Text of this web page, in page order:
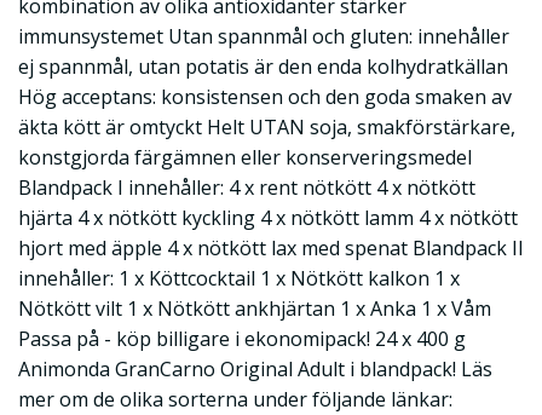
kombination av olika antioxidanter stärker
immunsystemet Utan spannmål och gluten: innehåller
ej spannmål, utan potatis är den enda kolhydratkällan
Hög acceptans: konsistensen och den goda smaken av
äkta kött är omtyckt Helt UTAN soja, smakförstärkare,
konstgjorda färgämnen eller konserveringsmedel
Blandpack I innehåller: 4 x rent nötkött 4 x nötkött
hjärta 4 x nötkött kyckling 4 x nötkött lamm 4 x nötkött
hjort med äpple 4 x nötkött lax med spenat Blandpack II
innehåller: 1 x Köttcocktail 1 x Nötkött kalkon 1 x
Nötkött vilt 1 x Nötkött ankhjärtan 1 x Anka 1 x Våm
Passa på - köp billigare i ekonomipack! 24 x 400 g
Animonda GranCarno Original Adult i blandpack! Läs
mer om de olika sorterna under följande länkar: